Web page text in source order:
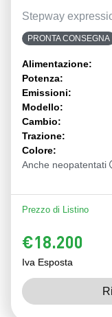
Stepway
PRONTA CONSEGNA
Alimentazione:
Potenza:
Emissioni:
Modello:
Cambio:
Trazione:
Colore:
Anche neopatentati
Prezzo di Listino
€18.200
Iva Esposta